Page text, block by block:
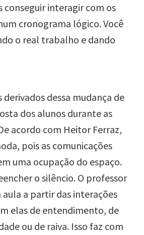
conseguir interagir com os
cronograma lógico. Você
o real trabalho e dando
derivados dessa mudança de
dos alunos durante as
acordo com Heitor Ferraz,
pois as comunicações
uma ocupação do espaço.
o silêncio. O professor
a partir das interações
elas de entendimento, de
ou de raiva. Isso faz com